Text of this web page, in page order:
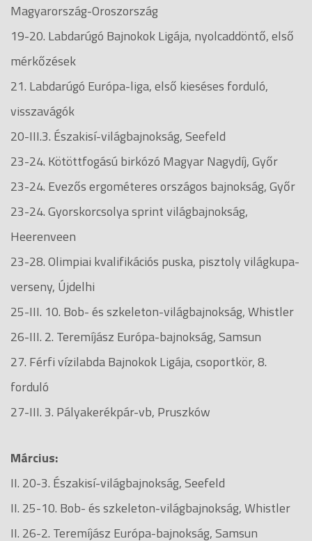
Magyarország-Oroszország
19-20. Labdarúgó Bajnokok Ligája, nyolcaddöntő, első
mérkőzések
21. Labdarúgó Európa-liga, első kieséses forduló,
visszavágók
20-III.3. Északisí-világbajnokság, Seefeld
23-24. Kötöttfogású birkózó Magyar Nagydíj, Győr
23-24. Evezős ergométeres országos bajnokság, Győr
23-24. Gyorskorcsolya sprint világbajnokság,
Heerenveen
23-28. Olimpiai kvalifikációs puska, pisztoly világkupa-
verseny, Újdelhi
25-III. 10. Bob- és szkeleton-világbajnokság, Whistler
26-III. 2. Teremíjász Európa-bajnokság, Samsun
27. Férfi vízilabda Bajnokok Ligája, csoportkör, 8.
forduló
27-III. 3. Pályakerékpár-vb, Pruszków
Március:
II. 20-3. Északisí-világbajnokság, Seefeld
II. 25-10. Bob- és szkeleton-világbajnokság, Whistler
II. 26-2. Teremíjász Európa-bajnokság, Samsun